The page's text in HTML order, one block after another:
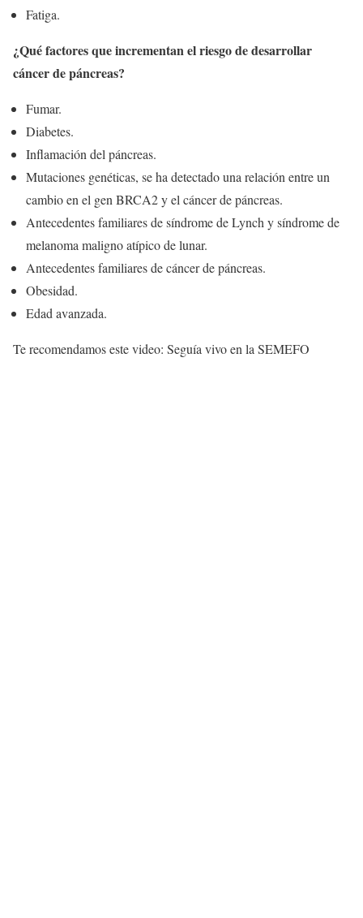
Fatiga.
¿Qué factores que incrementan el riesgo de desarrollar
cáncer de páncreas?
Fumar.
Diabetes.
Inflamación del páncreas.
Mutaciones genéticas, se ha detectado una relación entre un
cambio en el gen BRCA2 y el cáncer de páncreas.
Antecedentes familiares de síndrome de Lynch y síndrome de
melanoma maligno atípico de lunar.
Antecedentes familiares de cáncer de páncreas.
Obesidad.
Edad avanzada.
Te recomendamos este video: Seguía vivo en la SEMEFO